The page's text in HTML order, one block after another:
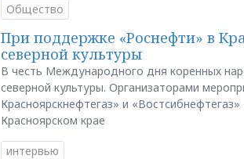
Общество
При поддержке «Роснефти» в
северной культуры
В честь Международного дня коренных
северной культуры. Организаторами
Красноярскнефтегаз» и
Красноярском крае
интервью